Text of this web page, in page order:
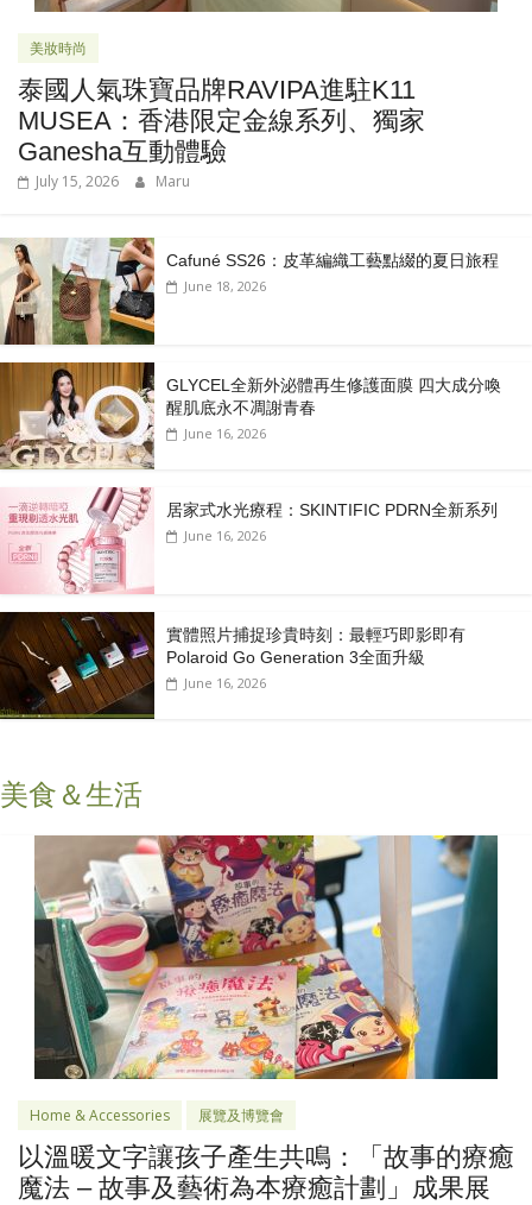
美妝時尚
泰國人氣珠寶品牌RAVIPA進駐K11
MUSEA：香港限定金線系列、獨家
Ganesha互動體驗
July 15, 2026 Maru
Cafuné SS26：皮革編織工藝點綴的夏日旅程
June 18, 2026
GLYCEL全新外泌體再生修護面膜 四大成分喚
醒肌底永不凋謝青春
June 16, 2026
居家式水光療程：SKINTIFIC PDRN全新系列
June 16, 2026
實體照片捕捉珍貴時刻：最輕巧即影即有
Polaroid Go Generation 3全面升級
June 16, 2026
美食＆生活
Home & Accessories 展覽及博覽會
以溫暖文字讓孩子產生共鳴：「故事的療癒
魔法 – 故事及藝術為本療癒計劃」成果展